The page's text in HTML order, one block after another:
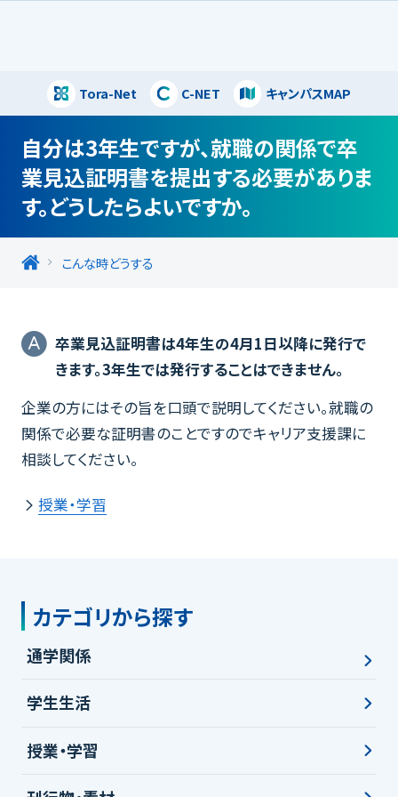
Tora-Net C-NET キャンパスMAP閉じる
自分は3年生ですが、就職の関係で卒
業見込証明書を提出する必要がありま
す。どうしたらよいですか。
こんな時どうする
卒業見込証明書は4年生の4月1日以降に発行で
きます。3年生では発行することはできません。
企業の方にはその旨を口頭で説明してください。就職の
関係で必要な証明書のことですのでキャリア支援課に
相談してください。
授業・学習
カテゴリから探す
通学関係
学生生活
授業・学習